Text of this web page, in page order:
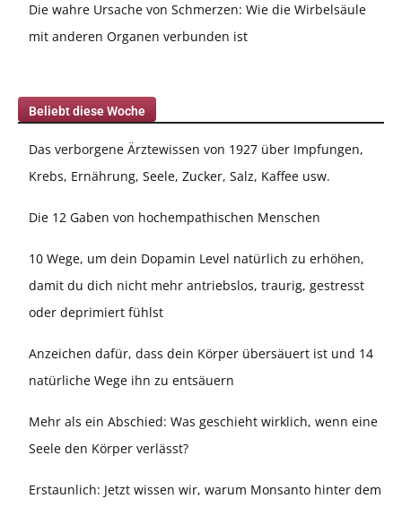
Die wahre Ursache von Schmerzen: Wie die Wirbelsäule
mit anderen Organen verbunden ist
Beliebt diese Woche
Das verborgene Ärztewissen von 1927 über Impfungen,
Krebs, Ernährung, Seele, Zucker, Salz, Kaffee usw.
Die 12 Gaben von hochempathischen Menschen
10 Wege, um dein Dopamin Level natürlich zu erhöhen,
damit du dich nicht mehr antriebslos, traurig, gestresst
oder deprimiert fühlst
Anzeichen dafür, dass dein Körper übersäuert ist und 14
natürliche Wege ihn zu entsäuern
Mehr als ein Abschied: Was geschieht wirklich, wenn eine
Seele den Körper verlässt?
Erstaunlich: Jetzt wissen wir, warum Monsanto hinter dem